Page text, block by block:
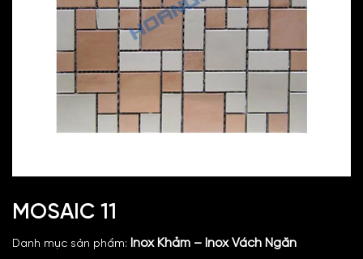
MOSAIC 11
Danh mục sản phẩm: Inox Khảm – Inox Vách Ngăn